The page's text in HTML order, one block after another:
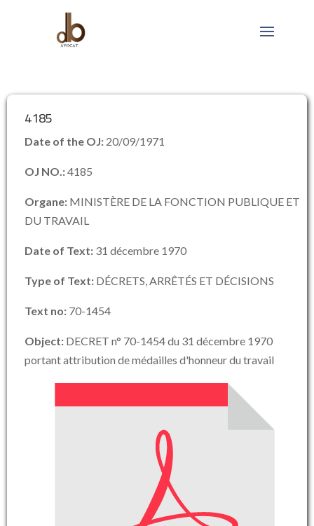
4185
Date of the OJ: 20/09/1971
OJ NO.:4185
Organe: MINISTÈRE DE LA FONCTION PUBLIQUE ET
DU TRAVAIL
Date of Text: 31 décembre 1970
Type of Text: DÉCRETS, ARRÊTÉS ET DÉCISIONS
Text no: 70-1454
Object: DECRET n° 70-1454 du 31 décembre 1970
portant attribution de médailles d'honneur du travail